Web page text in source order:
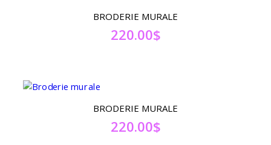
BRODERIE MURALE
220.00$
BRODERIE MURALE
220.00$